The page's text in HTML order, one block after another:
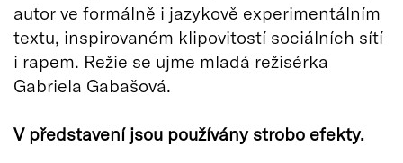
autor ve formálně i jazykově experimentálním
textu, inspirovaném klipovitostí sociálních sítí
i rapem. Režie se ujme mladá režisérka
Gabriela Gabašová.
V představení jsou používány strobo efekty.